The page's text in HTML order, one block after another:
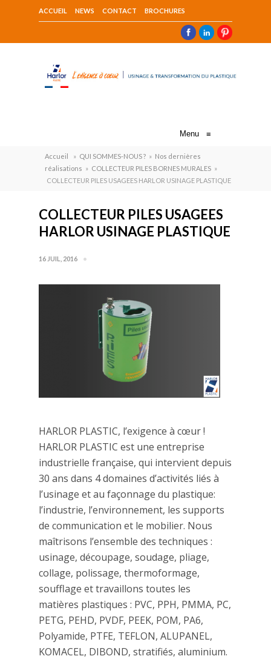
ACCUEIL NEWS CONTACT BROCHURES
Menu ≡
Accueil » QUI SOMMES-NOUS ? » Nos dernières
réalisations » COLLECTEUR PILES BORNES MURALES »
COLLECTEUR PILES USAGEES HARLOR USINAGE PLASTIQUE
COLLECTEUR PILES USAGEES
HARLOR USINAGE PLASTIQUE
16 JUIL, 2016
HARLOR PLASTIC, l’exigence à cœur !
HARLOR PLASTIC est une entreprise
industrielle française, qui intervient depuis
30 ans dans 4 domaines d’activités liés à
l’usinage et au façonnage du plastique:
l’industrie, l’environnement, les supports
de communication et le mobilier. Nous
maîtrisons l’ensemble des techniques :
usinage, découpage, soudage, pliage,
collage, polissage, thermoformage,
soufflage et travaillons toutes les
matières plastiques : PVC, PPH, PMMA, PC,
PETG, PEHD, PVDF, PEEK, POM, PA6,
Polyamide, PTFE, TEFLON, ALUPANEL,
KOMACEL, DIBOND, stratifiés, aluminium.